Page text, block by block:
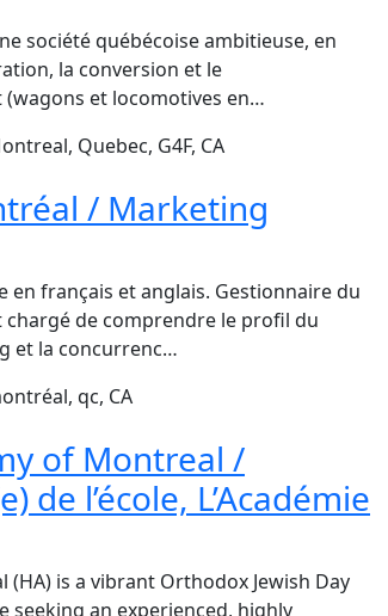
société québécoise ambitieuse, en
la conversion et le
et locomotives en…
Quebec, G4F, CA
/ Marketing
français et anglais. Gestionnaire du
de comprendre le profil du
et la concurrenc…
qc, CA
of Montreal /
l’école, L’Académie
is a vibrant Orthodox Jewish Day
seeking an experienced, highly